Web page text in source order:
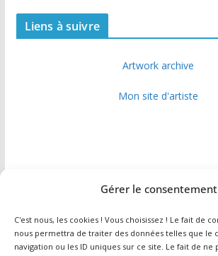
Gérer le consentement
C'est nous, les cookies ! Vous choisissez ! Le fait de
nous permettra de traiter des données telles que le
navigation ou les ID uniques sur ce site. Le fait de ne
Liens à suivre
Artwork archive
Mon site d'artiste
Info